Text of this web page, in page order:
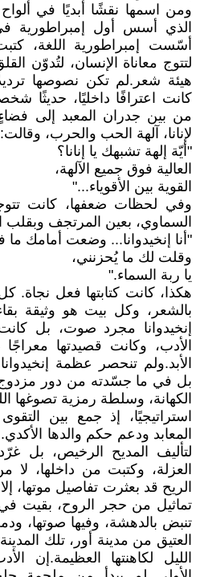
ومن اسمها نقشًا أبديًا في
الذي أسس أول إمبراطورية في
أسّست إمبراطورية اللغة،
لتتوج معاناة الإنسان، لتُدوّن
هيئة شعر.لم تكن نصوصها
كانت اعترافًا داخليًا، حديثًا
من بين جدران المعبد إلى فضاءٍ
لإنانا، آلهة الحب والحرب، وقالت:
"أيّة إلهة تشبهك يا إنانا؟
العالية فوق جميع الآلهة،
القوية بين الأقوياء..."
وفي لحظات ضعفها، كانت تتوجه
السماوي، بعين المرتجف وبقلب
"أنا إنخيدوانا... وضعت أمامك ما
وقلت لك ما يُحزنني،
يا ربة السماء."
هكذا، كانت كتابتها فعل
بالشعر، وكل بيت هو وثيقة
إنخيدوانا مجرد صوت، بل
الأدب، وكانت قصيدتها
الأبد.ولم تنحصر عظمة
بل في ما جسّدته من دور
الكهانة، وسلطة رمزية تصوغها
استراتيجيًا، إذ جمع بين
المعابد ودعم حكم والدها
لتأليف المديح الرخيص، بل
العزلة، وكتبت من داخلها، لا
الريح قد بعثرت تفاصيل موتها،
تماثيل من حجر الروح، بقيت في
تنبض بالدهشة، وفيها صوتها،
العتيق من مدينة أور، تلك
الليل لكاهنتها العظيمة.إن